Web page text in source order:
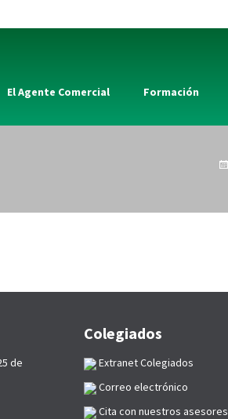
El Agente Comercial Formación
de
Colegiados
Extranet Colegiados
Correo electrónico
Cita con nuestros asesores